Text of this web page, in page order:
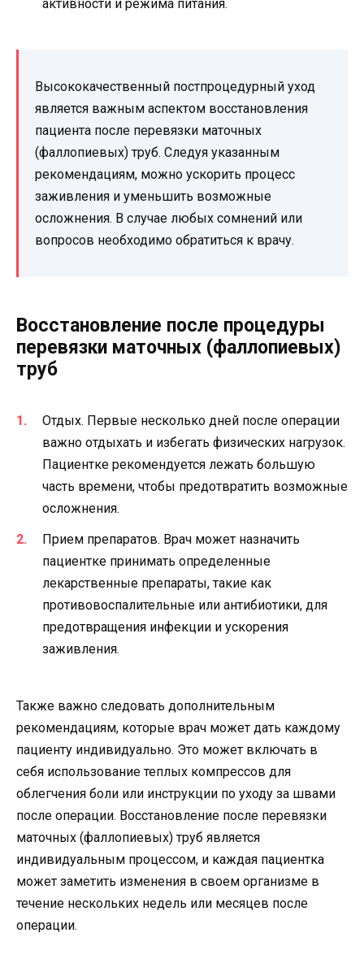
активности и режима питания.
Высококачественный постпроцедурный уход
является важным аспектом восстановления
пациента после перевязки маточных
(фаллопиевых) труб. Следуя указанным
рекомендациям, можно ускорить процесс
заживления и уменьшить возможные
осложнения. В случае любых сомнений или
вопросов необходимо обратиться к врачу.
Восстановление после процедуры
перевязки маточных (фаллопиевых)
труб
Отдых. Первые несколько дней после операции
важно отдыхать и избегать физических нагрузок.
Пациентке рекомендуется лежать большую
часть времени, чтобы предотвратить возможные
осложнения.
Прием препаратов. Врач может назначить
пациентке принимать определенные
лекарственные препараты, такие как
противовоспалительные или антибиотики, для
предотвращения инфекции и ускорения
заживления.
Также важно следовать дополнительным
рекомендациям, которые врач может дать каждому
пациенту индивидуально. Это может включать в
себя использование теплых компрессов для
облегчения боли или инструкции по уходу за швами
после операции. Восстановление после перевязки
маточных (фаллопиевых) труб является
индивидуальным процессом, и каждая пациентка
может заметить изменения в своем организме в
течение нескольких недель или месяцев после
операции.